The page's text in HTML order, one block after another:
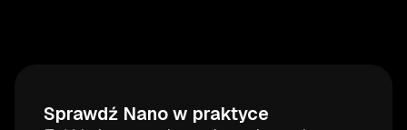
Sprawdź Nano w praktyce